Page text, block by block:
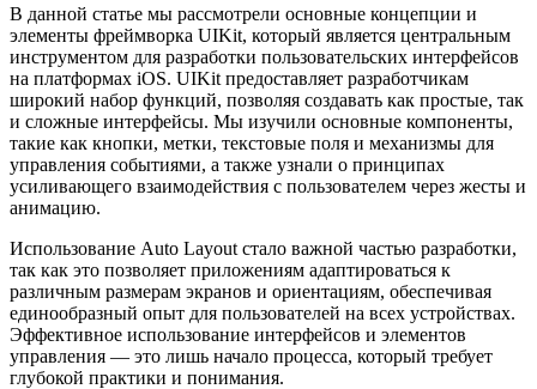
В данной статье мы рассмотрели основные концепции и
элементы фреймворка UIKit, который является центральным
инструментом для разработки пользовательских интерфейсов
на платформах iOS. UIKit предоставляет разработчикам
широкий набор функций, позволяя создавать как простые, так
и сложные интерфейсы. Мы изучили основные компоненты,
такие как кнопки, метки, текстовые поля и механизмы для
управления событиями, а также узнали о принципах
усиливающего взаимодействия с пользователем через жесты и
анимацию.
Использование Auto Layout стало важной частью разработки,
так как это позволяет приложениям адаптироваться к
различным размерам экранов и ориентациям, обеспечивая
единообразный опыт для пользователей на всех устройствах.
Эффективное использование интерфейсов и элементов
управления — это лишь начало процесса, который требует
глубокой практики и понимания.